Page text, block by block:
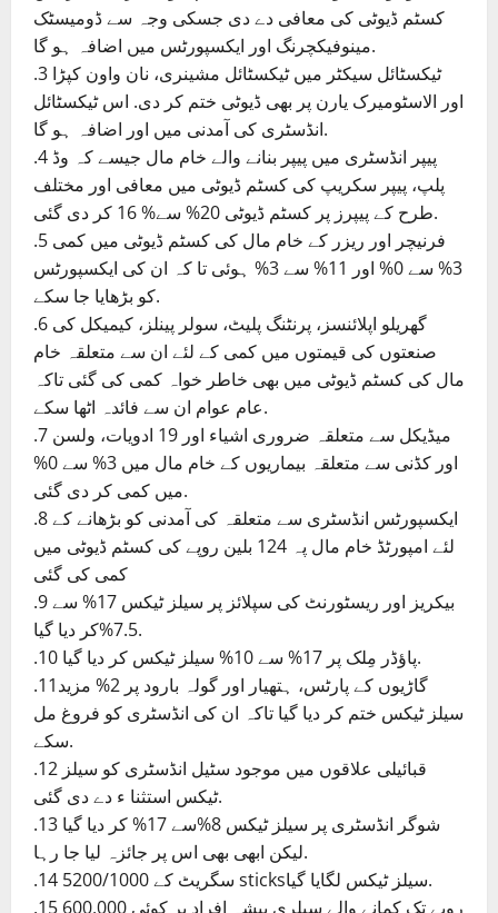
کسٹم ڈیوٹی کی معافی دے دی جسکی وجہ سے ڈومیسٹک
مینوفیکچرنگ اور ایکسپورٹس میں اضافہ ہو گا.
.3 ٹیکسٹائل سیکٹر میں ٹیکسٹائل مشینری، نان واون کپڑا
اور الاسٹومیرک یارن پر بھی ڈیوٹی ختم کر دی. اس ٹیکسٹائل
انڈسٹری کی آمدنی میں اور اضافہ ہو گا.
.4 پیپر انڈسٹری میں پیپر بنانے والے خام مال جیسے کہ وڈ
پلپ، پیپر سکریپ کی کسٹم ڈیوٹی میں معافی اور مختلف
طرح کے پیپرز پر کسٹم ڈیوٹی 20% سے% 16 کر دی گئی.
.5 فرنیچر اور ریزر کے خام مال کی کسٹم ڈیوٹی میں کمی
3% سے 0% اور 11% سے 3% ہوئی تا کہ ان کی ایکسپورٹس
کو بڑھایا جا سکے.
.6 گھریلو اپلائنسز، پرنٹنگ پلیٹ، سولر پینلز، کیمیکل کی
صنعتوں کی قیمتوں میں کمی کے لئے ان سے متعلقہ خام
مال کی کسٹم ڈیوٹی میں بھی خاطر خواہ کمی کی گئی تاکہ
عام عوام ان سے فائدہ اٹھا سکے.
.7 میڈیکل سے متعلقہ ضروری اشیاء اور 19 ادویات، ولسن
اور کڈنی سے متعلقہ بیماریوں کے خام مال میں 3% سے 0%
میں کمی کر دی گئی.
.8 ایکسپورٹس انڈسٹری سے متعلقہ کی آمدنی کو بڑھانے کے
لئے امپورٹڈ خام مال پہ 124 بلین روپے کی کسٹم ڈیوٹی میں
کمی کی گئی
.9 بیکریز اور ریسٹورنٹ کی سپلائز پر سیلز ٹیکس 17% سے
7.5%کر دیا گیا.
.10 پاؤڈر مِلک پر 17% سے 10% سیلز ٹیکس کر دیا گیا.
.11گاڑیوں کے پارٹس، ہتھیار اور گولہ بارود پر 2% مزید
سیلز ٹیکس ختم کر دیا گیا تاکہ ان کی انڈسٹری کو فروغ مل
سکے.
.12 قبائیلی علاقوں میں موجود سٹیل انڈسٹری کو سیلز
ٹیکس استثنا ء دے دی گئی.
.13 شوگر انڈسٹری پر سیلز ٹیکس 8%سے 17% کر دیا گیا
لیکن ابھی بھی اس پر جائزہ لیا جا رہا.
.14 سگریٹ کے 5200/1000 sticksسیلز ٹیکس لگایا گیا.
.15 600,000 روپے تک کمانے والے سیلری پیشہ افراد پر کوئی